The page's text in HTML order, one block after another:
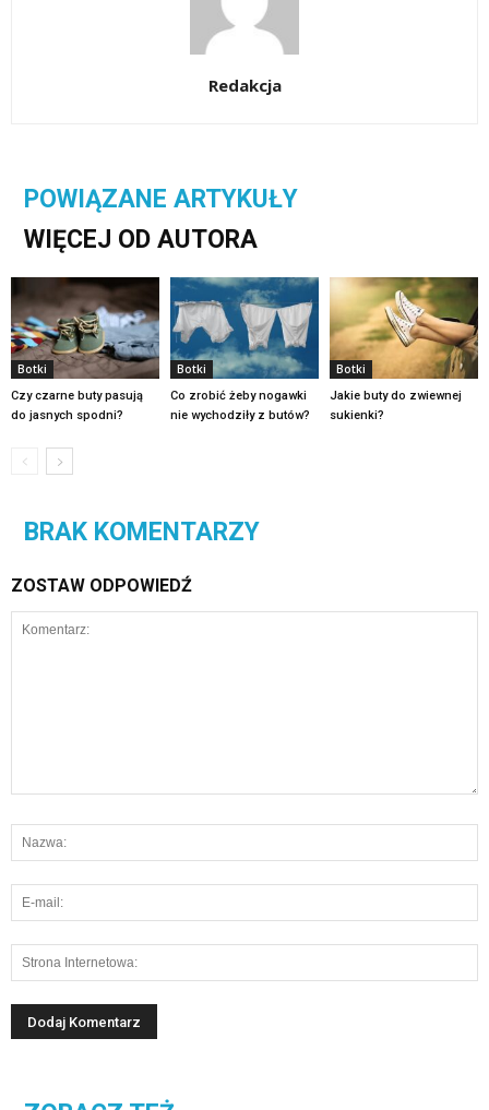
Redakcja
POWIĄZANE ARTYKUŁY
WIĘCEJ OD AUTORA
Botki
Czy czarne buty pasują
do jasnych spodni?
Botki
Co zrobić żeby nogawki
nie wychodziły z butów?
Botki
Jakie buty do zwiewnej
sukienki?
BRAK KOMENTARZY
ZOSTAW ODPOWIEDŹ